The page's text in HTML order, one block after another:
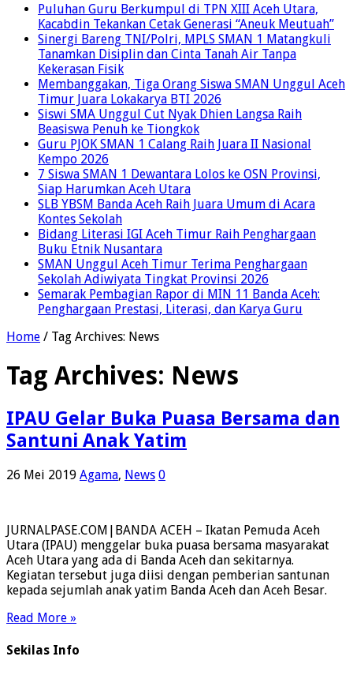
Puluhan Guru Berkumpul di TPN XIII Aceh Utara,
Kacabdin Tekankan Cetak Generasi “Aneuk Meutuah”
Sinergi Bareng TNI/Polri, MPLS SMAN 1 Matangkuli
Tanamkan Disiplin dan Cinta Tanah Air Tanpa
Kekerasan Fisik
Membanggakan, Tiga Orang Siswa SMAN Unggul Aceh
Timur Juara Lokakarya BTI 2026
Siswi SMA Unggul Cut Nyak Dhien Langsa Raih
Beasiswa Penuh ke Tiongkok
Guru PJOK SMAN 1 Calang Raih Juara II Nasional
Kempo 2026
7 Siswa SMAN 1 Dewantara Lolos ke OSN Provinsi,
Siap Harumkan Aceh Utara
SLB YBSM Banda Aceh Raih Juara Umum di Acara
Kontes Sekolah
Bidang Literasi IGI Aceh Timur Raih Penghargaan
Buku Etnik Nusantara
SMAN Unggul Aceh Timur Terima Penghargaan
Sekolah Adiwiyata Tingkat Provinsi 2026
Semarak Pembagian Rapor di MIN 11 Banda Aceh:
Penghargaan Prestasi, Literasi, dan Karya Guru
Home / Tag Archives: News
Tag Archives: News
IPAU Gelar Buka Puasa Bersama dan
Santuni Anak Yatim
26 Mei 2019 Agama, News 0
JURNALPASE.COM|BANDA ACEH – Ikatan Pemuda Aceh
Utara (IPAU) menggelar buka puasa bersama masyarakat
Aceh Utara yang ada di Banda Aceh dan sekitarnya.
Kegiatan tersebut juga diisi dengan pemberian santunan
kepada sejumlah anak yatim Banda Aceh dan Aceh Besar.
Read More »
Sekilas Info